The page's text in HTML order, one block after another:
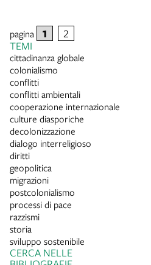
TEMI
cittadinanza globale
colonialismo
conflitti
conflitti ambientali
cooperazione internazionale
culture diasporiche
decolonizzazione
dialogo interreligioso
diritti
geopolitica
migrazioni
postcolonialismo
processi di pace
razzismi
storia
sviluppo sostenibile
CERCA NELLE
pagina 1 2